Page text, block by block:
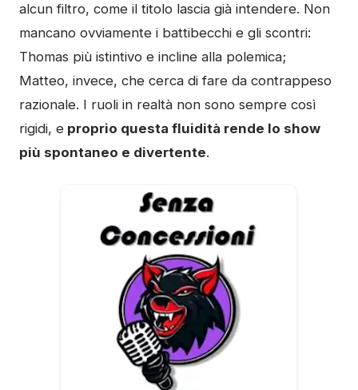
alcun filtro, come il titolo lascia già intendere. Non
mancano ovviamente i battibecchi e gli scontri:
Thomas più istintivo e incline alla polemica;
Matteo, invece, che cerca di fare da contrappeso
razionale. I ruoli in realtà non sono sempre così
rigidi, e proprio questa fluidità rende lo show
più spontaneo e divertente.